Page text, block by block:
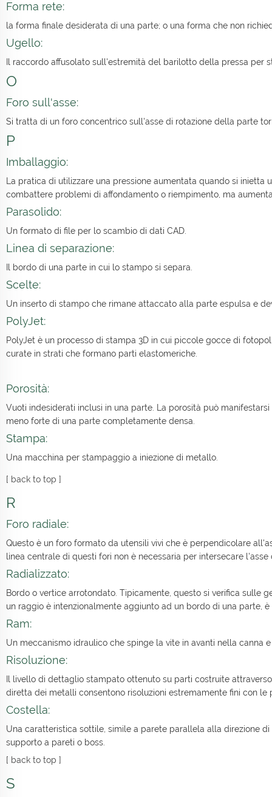
Forma rete:
la forma finale desiderata di una parte; o una forma che non
Ugello:
Il raccordo affusolato sull'estremità del barilotto della pressa per
O
Foro sull'asse:
Si tratta di un foro concentrico sull'asse di rotazione della parte
P
Imballaggio:
La pratica di utilizzare una pressione aumentata quando si
combattere problemi di affondamento o riempimento, ma
Parasolido:
Un formato di file per lo scambio di dati CAD.
Linea di separazione:
Il bordo di una parte in cui lo stampo si separa.
Scelte:
Un inserto di stampo che rimane attaccato alla parte espulsa e
PolyJet:
PolyJet è un processo di stampa 3D in cui piccole gocce di
curate in strati che formano parti elastomeriche.
Porosità:
Vuoti indesiderati inclusi in una parte. La porosità può
meno forte di una parte completamente densa.
Stampa:
Una macchina per stampaggio a iniezione di metallo.
[ back to top ]
R
Foro radiale:
Questo è un foro formato da utensili vivi che è perpendicolare
linea centrale di questi fori non è necessaria per intersecare l'asse
Radializzato:
Bordo o vertice arrotondato. Tipicamente, questo si verifica sulle
un raggio è intenzionalmente aggiunto ad un bordo di una parte,
Ram:
Un meccanismo idraulico che spinge la vite in avanti nella canna
Risoluzione:
Il livello di dettaglio stampato ottenuto su parti costruite
diretta dei metalli consentono risoluzioni estremamente fini con le
Costella:
Una caratteristica sottile, simile a parete parallela alla direzione
supporto a pareti o boss.
[ back to top ]
S